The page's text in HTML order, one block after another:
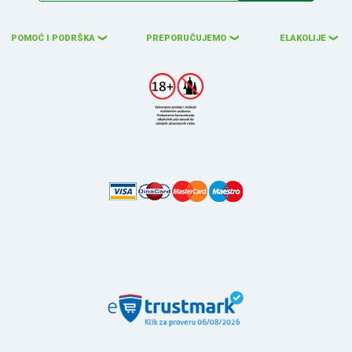
POMOĆ I PODRŠKA ❮ PREPORUČUJEMO ❮ ELAKOLIJE ❮